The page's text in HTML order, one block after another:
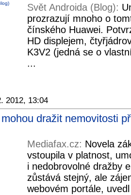
Svět Androida (Blog):
prozrazují mnoho o
čínského Huawei.
HD displejem,
K3V2 (jedná se o
...
2012, 13:04
dražit nemovitosti
Mediafax.cz: Novela
vstoupila v platnost,
i nedobrovolné dražby
zůstává stejný, ale
webovém portále,